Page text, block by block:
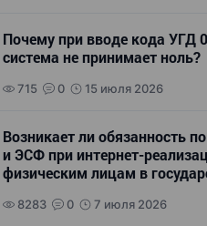
Почему при вводе кода УГД
система не принимает ноль?
715 0 15 июля 2026
Возникает ли обязанность
и ЭСФ при интернет-
физическим лицам в
8283 0 7 июля 2026